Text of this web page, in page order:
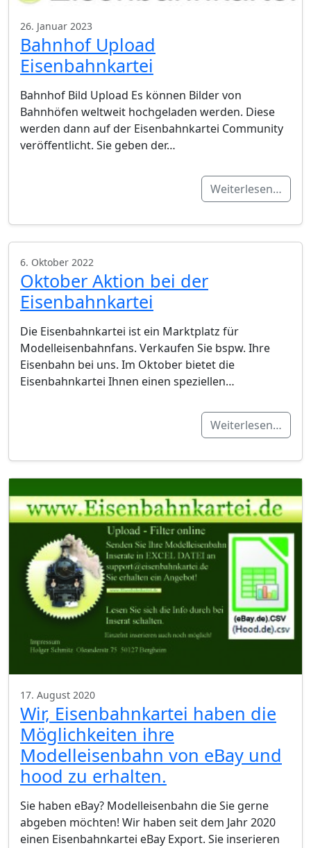
26. Januar 2023
Bahnhof Upload
Eisenbahnkartei
Bahnhof Bild Upload Es können Bilder von
Bahnhöfen weltweit hochgeladen werden. Diese
werden dann auf der Eisenbahnkartei Community
veröffentlicht. Sie geben der…
Weiterlesen…
6. Oktober 2022
Oktober Aktion bei der
Eisenbahnkartei
Die Eisenbahnkartei ist ein Marktplatz für
Modelleisenbahnfans. Verkaufen Sie bspw. Ihre
Eisenbahn bei uns. Im Oktober bietet die
Eisenbahnkartei Ihnen einen speziellen…
Weiterlesen…
17. August 2020
Wir, Eisenbahnkartei haben die
Möglichkeiten ihre
Modelleisenbahn von eBay und
hood zu erhalten.
Sie haben eBay? Modelleisenbahn die Sie gerne
abgeben möchten! Wir haben seit dem Jahr 2020
einen Eisenbahnkartei eBay Export. Sie inserieren